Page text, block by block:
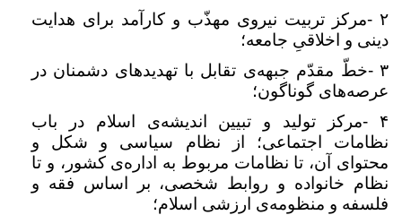
۲ -مرکز تربیت نیروی مهذّب و کارآمد برای هدایت
دینی و اخلاقیِ جامعه؛
۳ -خطّ مقدّم جبهه‌ی تقابل با تهدیدهای دشمنان در
عرصه‌های گوناگون؛
۴ -مرکز تولید و تبیین اندیشه‌ی اسلام در باب
نظامات اجتماعی؛ از نظام سیاسی و شکل و
محتوای آن، تا نظامات مربوط به اداره‌ی کشور، و تا
نظام خانواده و روابط شخصی، بر اساس فقه و
فلسفه و منظومه‌ی ارزشی اسلام؛